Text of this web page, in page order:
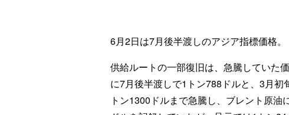
6月2日は7月後半渡しのアジア指標価格。
供給ルートの一部復旧は、急騰していた
に7月後半渡しで1トン788ドルと、3月
トン1300ドルまで急騰し、ブレント原